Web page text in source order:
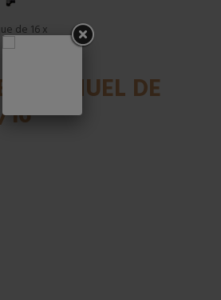
de 16 x
MANUEL DE